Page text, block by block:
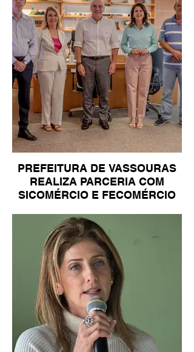
PREFEITURA DE VASSOURAS
REALIZA PARCERIA COM
SICOMÉRCIO E FECOMÉRCIO